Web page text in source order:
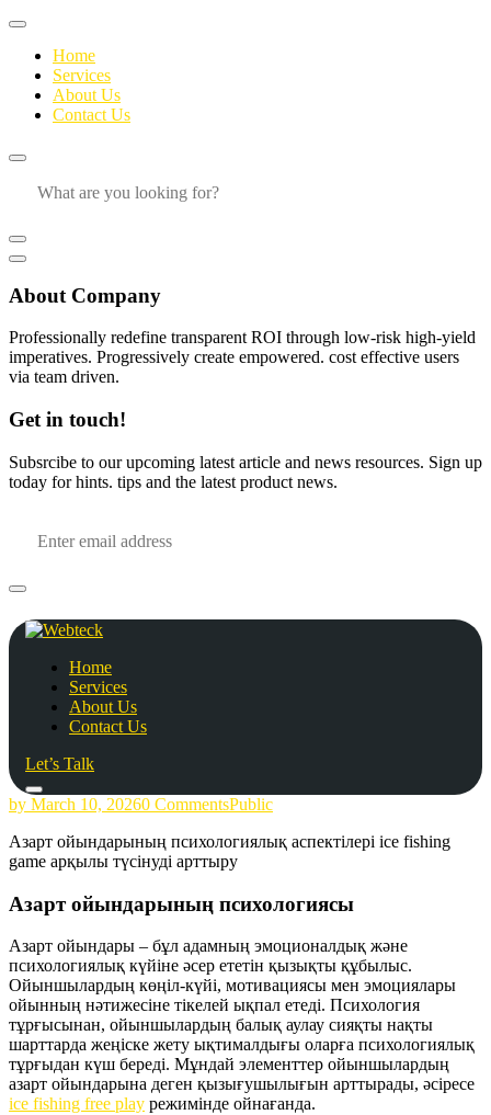
Home
Services
About Us
Contact Us
About Company
Professionally redefine transparent ROI through low-risk high-yield
imperatives. Progressively create empowered. cost effective users
via team driven.
Get in touch!
Subsrcibe to our upcoming latest article and news resources. Sign up
today for hints. tips and the latest product news.
Home
Services
About Us
Contact Us
Let’s Talk
by March 10, 20260 CommentsPublic
Азарт ойындарының психологиялық аспектілері ice fishing
game арқылы түсінуді арттыру
Азарт ойындарының психологиясы
Азарт ойындары – бұл адамның эмоционалдық және
психологиялық күйіне әсер ететін қызықты құбылыс.
Ойыншылардың көңіл-күйі, мотивациясы мен эмоциялары
ойынның нәтижесіне тікелей ықпал етеді. Психология
тұрғысынан, ойыншылардың балық аулау сияқты нақты
шарттарда жеңіске жету ықтималдығы оларға психологиялық
тұрғыдан күш береді. Мұндай элементтер ойыншылардың
азарт ойындарына деген қызығушылығын арттырады, әсіресе
ice fishing free play режимінде ойнағанда.